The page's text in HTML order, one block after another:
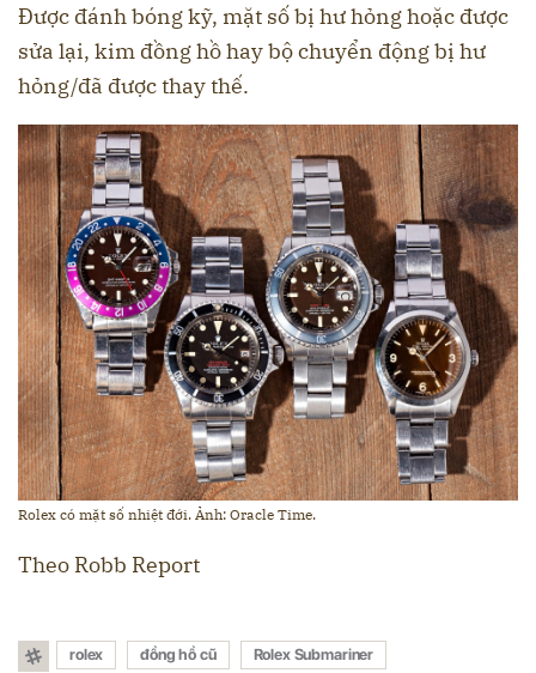
Được đánh bóng kỹ, mặt số bị hư hỏng hoặc được
sửa lại, kim đồng hồ hay bộ chuyển động bị hư
hỏng/đã được thay thế.
Rolex có mặt số nhiệt đới. Ảnh: Oracle Time.
Theo Robb Report
rolex đồng hồ cũ
Rolex Submariner